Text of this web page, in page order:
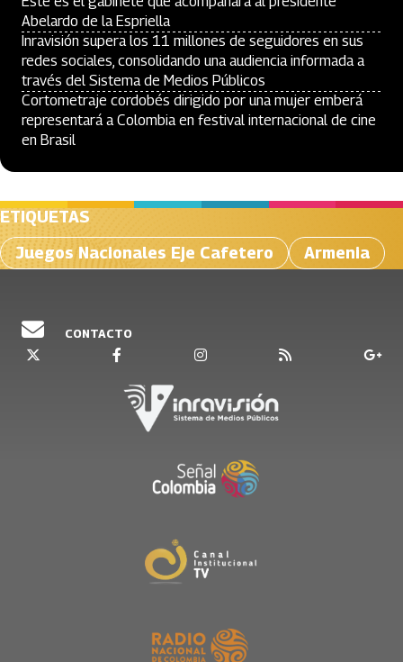
Abelardo de la Espriella
Inravisión supera los 11 millones de seguidores en sus
redes sociales, consolidando una audiencia informada a
través del Sistema de Medios Públicos
Cortometraje cordobés dirigido por una mujer emberá
representará a Colombia en festival internacional de cine
en Brasil
ETIQUETAS
Juegos Nacionales Eje Cafetero
Armenia
CONTACTO